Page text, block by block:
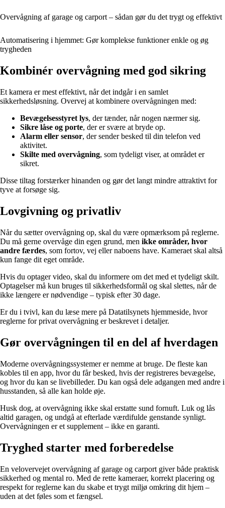
Overvågning af garage og carport – sådan gør du det trygt og effektivt
Automatisering i hjemmet: Gør komplekse funktioner enkle og øg
trygheden
Kombinér overvågning med god sikring
Et kamera er mest effektivt, når det indgår i en samlet
sikkerhedsløsning. Overvej at kombinere overvågningen med:
Bevægelsesstyret lys, der tænder, når nogen nærmer sig.
Sikre låse og porte, der er svære at bryde op.
Alarm eller sensor, der sender besked til din telefon ved
aktivitet.
Skilte med overvågning, som tydeligt viser, at området er
sikret.
Disse tiltag forstærker hinanden og gør det langt mindre attraktivt for
tyve at forsøge sig.
Lovgivning og privatliv
Når du sætter overvågning op, skal du være opmærksom på reglerne.
Du må gerne overvåge din egen grund, men ikke områder, hvor
andre færdes, som fortov, vej eller naboens have. Kameraet skal altså
kun fange dit eget område.
Hvis du optager video, skal du informere om det med et tydeligt skilt.
Optagelser må kun bruges til sikkerhedsformål og skal slettes, når de
ikke længere er nødvendige – typisk efter 30 dage.
Er du i tvivl, kan du læse mere på Datatilsynets hjemmeside, hvor
reglerne for privat overvågning er beskrevet i detaljer.
Gør overvågningen til en del af hverdagen
Moderne overvågningssystemer er nemme at bruge. De fleste kan
kobles til en app, hvor du får besked, hvis der registreres bevægelse,
og hvor du kan se livebilleder. Du kan også dele adgangen med andre i
husstanden, så alle kan holde øje.
Husk dog, at overvågning ikke skal erstatte sund fornuft. Luk og lås
altid garagen, og undgå at efterlade værdifulde genstande synligt.
Overvågningen er et supplement – ikke en garanti.
Tryghed starter med forberedelse
En velovervejet overvågning af garage og carport giver både praktisk
sikkerhed og mental ro. Med de rette kameraer, korrekt placering og
respekt for reglerne kan du skabe et trygt miljø omkring dit hjem –
uden at det føles som et fængsel.